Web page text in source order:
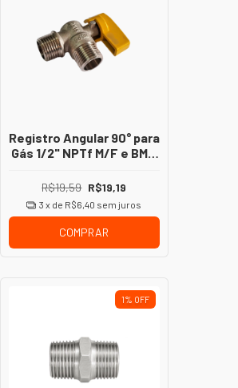
Registro Angular 90° para
Gás 1/2" NPTf M/F e BM –
Forjado NPT
R$19,59 R$19,19
3 x de R$6,40 sem juros
COMPRAR
1% OFF